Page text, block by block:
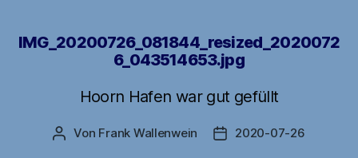
IMG_20200726_081844_resized_2020072
6_043514653.jpg
Hoorn Hafen war gut gefüllt
Beitragsautor
Von Frank Wallenwein 2020-07-26